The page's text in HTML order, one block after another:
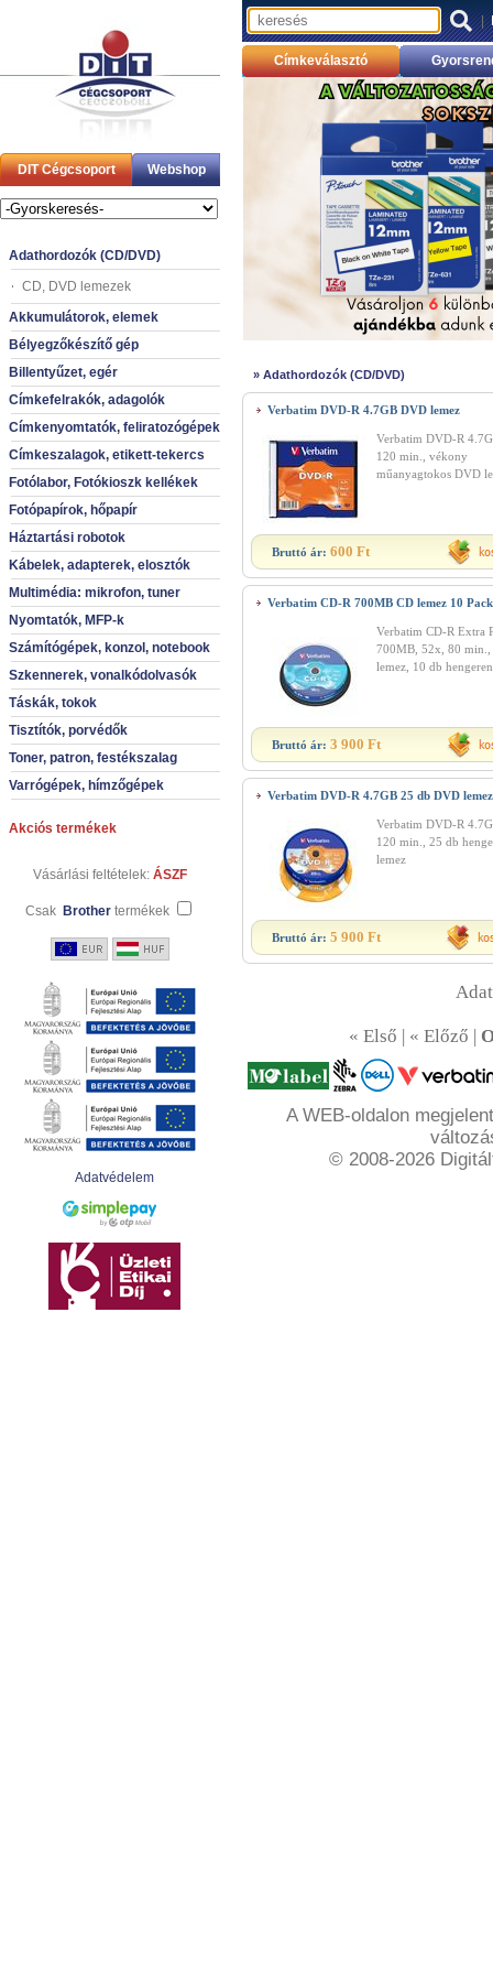
DIT Cégcsoport Webshop
Adathordozók (CD/DVD)
CD, DVD lemezek
Akkumulátorok, elemek
Bélyegzőkészítő gép
Billentyűzet, egér
Címkefelrakók, adagolók
Címkenyomtatók, feliratozógépek
Címkeszalagok, etikett-tekercs
Fotólabor, Fotókioszk kellékek
Fotópapírok, hőpapír
Háztartási robotok
Kábelek, adapterek, elosztók
Multimédia: mikrofon, tuner
Nyomtatók, MFP-k
Számítógépek, konzol, notebook
Szkennerek, vonalkódolvasók
Táskák, tokok
Tisztítók, porvédők
Toner, patron, festékszalag
Varrógépek, hímzőgépek
Akciós termékek
Vásárlási feltételek: ÁSZF
Csak Brother termékek
Adatvédelem
|
Címkeválasztó
» Adathordozók (CD/DVD)
Verbatim DVD-R 4.7GB DVD lemez
Verbatim DVD-R
120 min., vékony
műanyagtokos DVD
Bruttó ár: 600 Ft
Verbatim CD-R 700MB CD lemez 10 Pack
Verbatim CD-R Extra
700MB, 52x, 80 min.,
lemez, 10 db hengeren
Bruttó ár: 3 900 Ft
Verbatim DVD-R 4.7GB 25 db DVD lemez
Verbatim DVD-R
120 min., 25 db
lemez
Bruttó ár: 5 900 Ft
« Első | « Előző |
A WEB-oldalon
© 2008-2026